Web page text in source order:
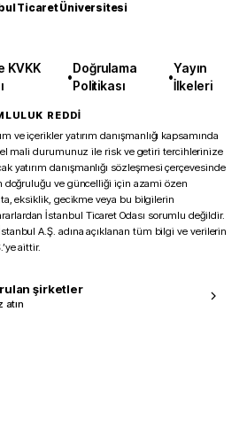
Ticaret Üniversitesi
KVKK
•
Doğrulama
Politikası
•
Yayın
İlkeleri
REDDİ
ve içerikler yatırım danışmanlığı kapsamında
mali durumunuz ile risk ve getiri tercihlerinize
yatırım danışmanlığı sözleşmesi çerçevesinde
doğruluğu ve güncelliği için azami özen
eksiklik, gecikme veya bu bilgilerin
İstanbul Ticaret Odası sorumlu değildir.
A.Ş. adına açıklanan tüm bilgi ve verilerin
aittir.
şirketler
atın